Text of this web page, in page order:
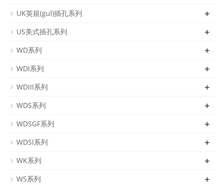
UK英規(guī)插孔系列 +
US美式插孔系列 +
WD系列 +
WDI系列 +
WDIII系列 +
WDS系列 +
WDSGF系列 +
WDSI系列 +
WK系列 +
WS系列 +